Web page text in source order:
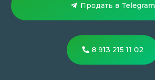
Продать в Telegram
8 913 215 11 02